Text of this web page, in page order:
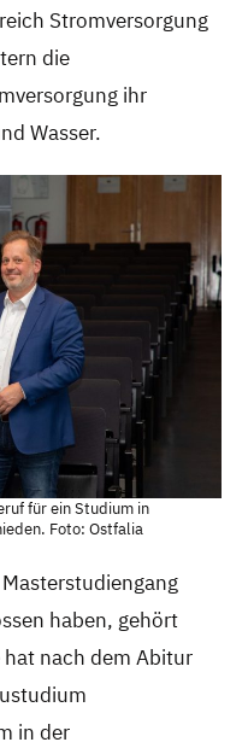
Stromversorgung
die
ihr
Wasser.
für ein Studium in
Foto: Ostfalia
haben, gehört
nach dem Abitur
in der